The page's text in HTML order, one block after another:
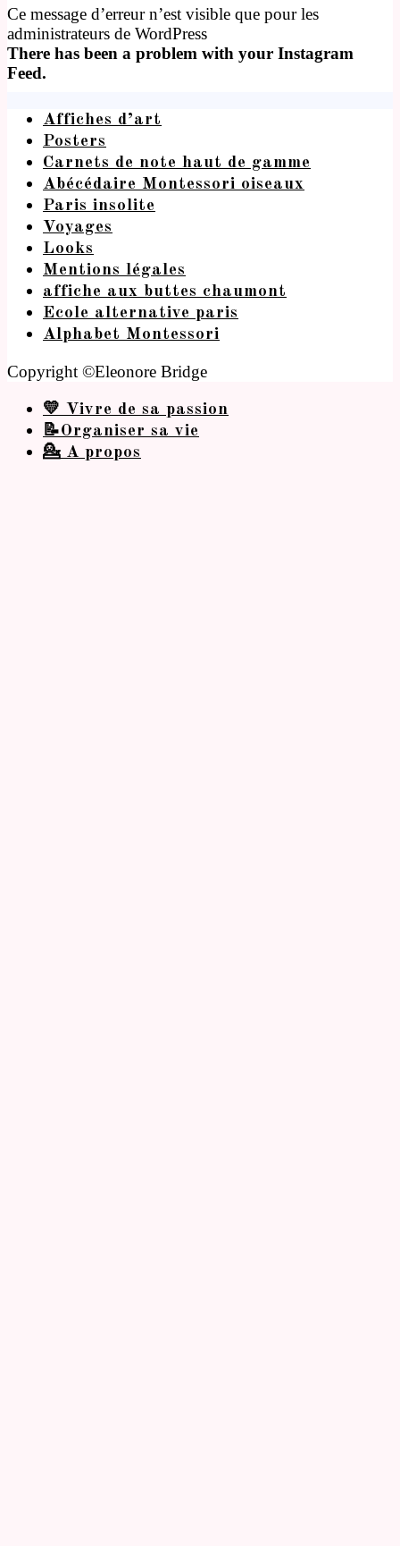
Ce message d’erreur n’est visible que pour les
administrateurs de WordPress
There has been a problem with your Instagram
Feed.
Affiches d’art
Posters
Carnets de note haut de gamme
Abécédaire Montessori oiseaux
Paris insolite
Voyages
Looks
Mentions légales
affiche aux buttes chaumont
Ecole alternative paris
Alphabet Montessori
Copyright ©Eleonore Bridge
💛 Vivre de sa passion
📝Organiser sa vie
💁 A propos